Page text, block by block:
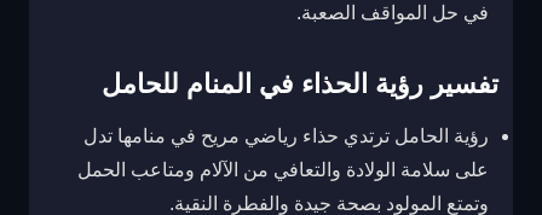
في حل المواقف الصعبة.
تفسير رؤية الحذاء في المنام للحامل
رؤية الحامل ترتدي حذاء رياضي مريح في منامها تدل
على سلامة الولادة والتعافي من الآلام ومتاعب الحمل
وتمتع المولود بصحة جيدة والفطرة النقية.